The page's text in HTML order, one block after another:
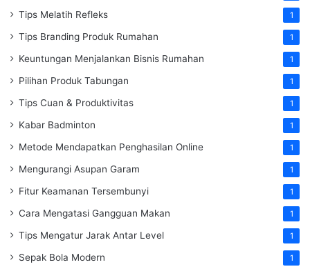
Tips Melatih Refleks 1
Tips Branding Produk Rumahan 1
Keuntungan Menjalankan Bisnis Rumahan 1
Pilihan Produk Tabungan 1
Tips Cuan & Produktivitas 1
Kabar Badminton 1
Metode Mendapatkan Penghasilan Online 1
Mengurangi Asupan Garam 1
Fitur Keamanan Tersembunyi 1
Cara Mengatasi Gangguan Makan 1
Tips Mengatur Jarak Antar Level 1
Sepak Bola Modern 1